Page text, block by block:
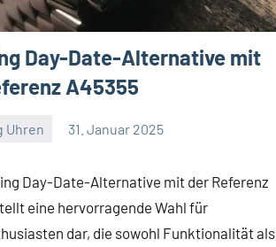
Day-Date-Alternative mit
A45355
Uhren 31. Januar 2025
Day-Date-Alternative mit der Referenz
eine hervorragende Wahl für
dar, die sowohl Funktionalität als